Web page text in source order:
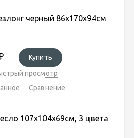
черный 86х170х94см
Купить
просмотр
Сравнение
107х104х69см, 3 цвета